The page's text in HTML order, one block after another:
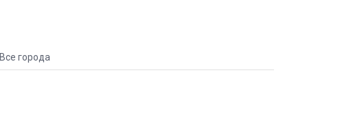
Все города